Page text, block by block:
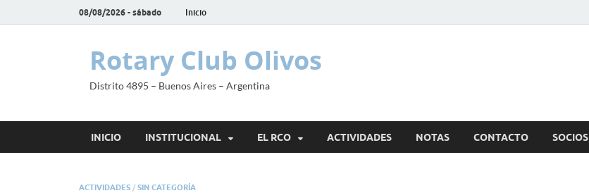
08/08/2026 - sábado Inicio
Rotary Club Olivos
Distrito 4895 – Buenos Aires – Argentina
INICIO INSTITUCIONAL EL RCO ACTIVIDADES NOTAS CONTACTO SOCIOS
ACTIVIDADES / SIN CATEGORÍA